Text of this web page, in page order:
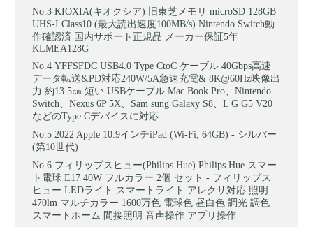
KIOXIA(キオクシア) 旧東芝メモリ microSD 128GB
UHS-I Class10 (最大読出速度100MB/s) Nintendo Switch動
作確認済 国内サポート正規品 メーカー保証5年
KLMEA128G
YFFSFDC USB4.0 Type CtoC ケーブル 40Gbps高速
データ転送&PD対応240W/5A急速充電& 8K@60Hz映像出
力 約13.5㎝ 短い USBケーブル Mac Book Pro、Nintendo
Switch、Nexus 6P 5X、Sam sung Galaxy S8、L G G5 V20
などのType Cデバイスに対応
2022 Apple 10.9インチiPad (Wi-Fi, 64GB) - シルバー
(第10世代)
フィリップスヒュー(Philips Hue) Philips Hue スマー
ト電球 E17 40W フルカラー 2個 セット - フィリップス
ヒュー LEDライト スマートライト アレクサ対応 照明
470lm マルチカラー 1600万色 電球色 昼白色 調光 調色
スマートホーム 間接照明 音声操作 アプリ操作